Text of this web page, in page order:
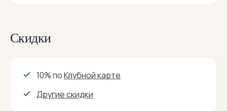
Скидки
10% поКлубной карте
Другие скидки